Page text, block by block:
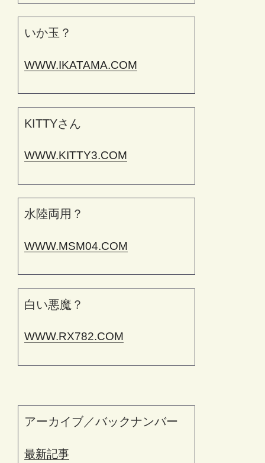
いか玉？
WWW.IKATAMA.COM
KITTYさん
WWW.KITTY3.COM
水陸両用？
WWW.MSM04.COM
白い悪魔？
WWW.RX782.COM
アーカイブ／バックナンバー
最新記事